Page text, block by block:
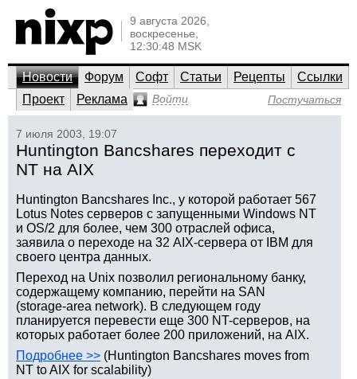
9 августа 2026,
воскресенье,
12:30:48 MSK
Новости Форум Софт Статьи Рецепты
Ссылки
Проект
Реклама Войти Постучаться
7 июля 2003, 19:07
Huntington Bancshares переходит с
NT на AIX
Huntington Bancshares Inc., у которой работает 567
Lotus Notes серверов с запущенными Windows NT
и OS/2 для более, чем 300 отраслей офиса,
заявила о переходе на 32 AIX-сервера от IBM для
своего центра данных.
Переход на Unix позволил региональному банку,
содержащему компанию, перейти на SAN
(storage-area network). В следующем году
планируется перевести еще 300 NT-серверов, на
которых работает более 200 приложений, на AIX.
Подробнее >> (Huntington Bancshares moves from
NT to AIX for scalability)